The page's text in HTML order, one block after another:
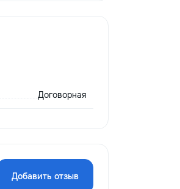
Договорная
Добавить отзыв